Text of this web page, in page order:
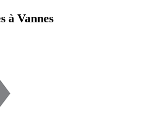
à Vannes